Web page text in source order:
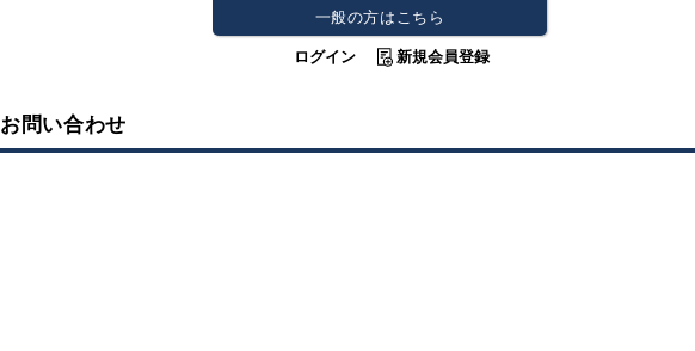
一般の方はこちら
ログイン 新規会員登録
お問い合わせ